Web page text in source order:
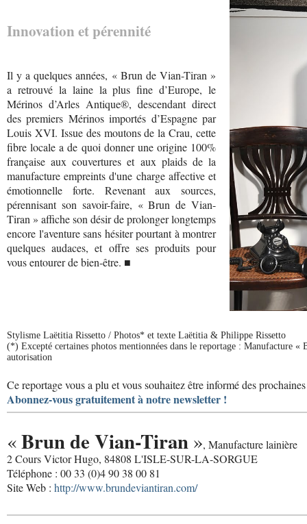
Innovation et pérennité
Il y a quelques années, « Brun de Vian-Tiran »
a retrouvé la laine la plus fine d’Europe, le
Mérinos d’Arles Antique®, descendant direct
des premiers Mérinos importés d’Espagne par
Louis XVI. Issue des moutons de la Crau, cette
fibre locale a de quoi donner une origine 100%
française aux couvertures et aux plaids de la
manufacture empreints d'une charge affective et
émotionnelle forte. Revenant aux sources,
pérennisant son savoir-faire, « Brun de Vian-
Tiran » affiche son désir de prolonger longtemps
encore l'aventure sans hésiter pourtant à montrer
quelques audaces, et offre ses produits pour
vous entourer de bien-être. ■
Stylisme Laëtitia Rissetto / Photos* et texte Laëtitia & Philippe Rissetto
(*) Excepté certaines photos mentionnées dans le reportage : Manufacture
autorisation
Ce reportage vous a plu et vous souhaitez être informé des
Abonnez-vous gratuitement à notre newsletter !
«Brun de Vian-Tiran », Manufacture lainière
2 Cours Victor Hugo, 84808 L'ISLE-SUR-LA-SORGUE
Téléphone : 00 33 (0)4 90 38 00 81
Site Web : http://www.brundeviantiran.com/